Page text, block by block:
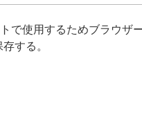
で使用するためブラウザ
する。